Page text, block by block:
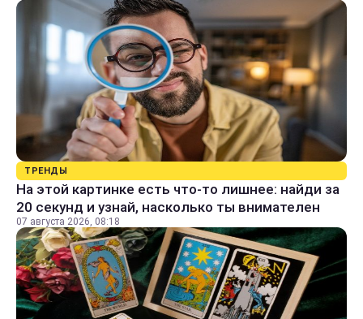
ТРЕНДЫ
На этой картинке есть что-то лишнее: найди за
20 секунд и узнай, насколько ты внимателен
07 августа 2026, 08:18